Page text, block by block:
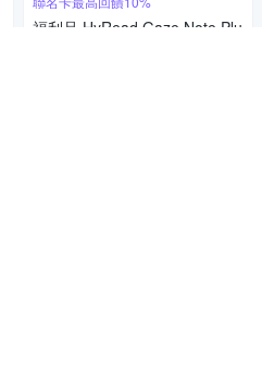
福利品 HyRead Gaze Note Plu